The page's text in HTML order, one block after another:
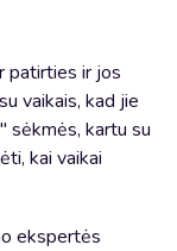
patirties ir jos
vaikais, kad jie
sėkmės, kartu su
kai vaikai
ekspertės